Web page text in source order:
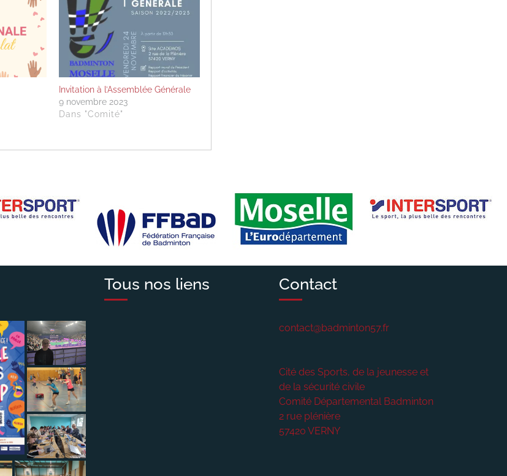
Invitation à l’Assemblée Générale
9 novembre 2023
Dans "Comité"
Tous nos liens Contact
contact@badminton57.fr
Cité des Sports, de la jeunesse et
de la sécurité civile
Comité Départemental Badminton
2 rue plénière
57420 VERNY